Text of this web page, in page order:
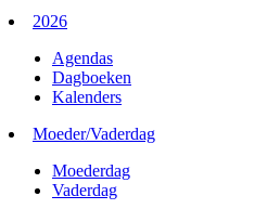
2026
Agendas
Dagboeken
Kalenders
Moeder/Vaderdag
Moederdag
Vaderdag